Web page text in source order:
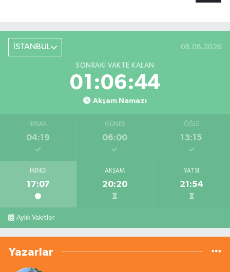
İSTANBUL 08.08.2026
SONRAKI VAKTE KALAN
01:06:42
Akşam Namazı
İMSAK
04:19
GÜNEŞ
06:00
ÖĞLE
13:15
İKINDI
17:07
AKŞAM
20:20
YATSI
21:54
Aylık Vakitler
Yazarlar